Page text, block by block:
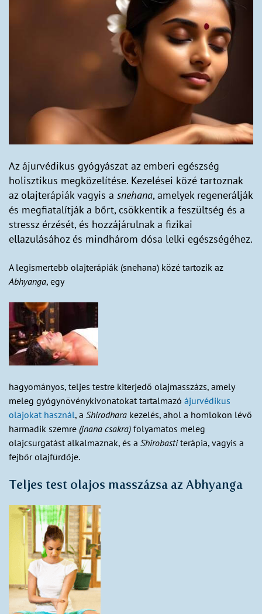
Az ájurvédikus gyógyászat az emberi egészség
holisztikus megközelítése. Kezelései közé tartoznak
az olajterápiák vagyis a snehana, amelyek regenerálják
és megfiatalítják a bőrt, csökkentik a feszültség és a
stressz érzését, és hozzájárulnak a fizikai
ellazulásához és mindhárom dósa lelki egészségéhez.
A legismertebb olajterápiák (snehana) közé tartozik az
Abhyanga, egy
hagyományos, teljes testre kiterjedő olajmasszázs, amely
meleg gyógynövénykivonatokat tartalmazó ájurvédikus
olajokat használ, a Shirodhara kezelés, ahol a homlokon lévő
harmadik szemre (jnana csakra) folyamatos meleg
olajcsurgatást alkalmaznak, és a Shirobastiterápia, vagyis a
fejbőr olajfürdője.
Teljes test olajos masszázsa az Abhyanga